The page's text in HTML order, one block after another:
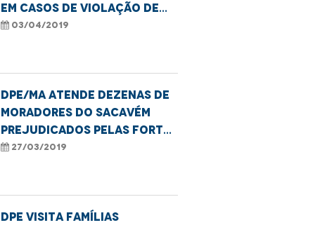
em casos de violação de
direitos para os autistas
03/04/2019
DPE/MA atende dezenas de
moradores do Sacavém
prejudicados pelas fortes
chuvas
27/03/2019
DPE visita famílias